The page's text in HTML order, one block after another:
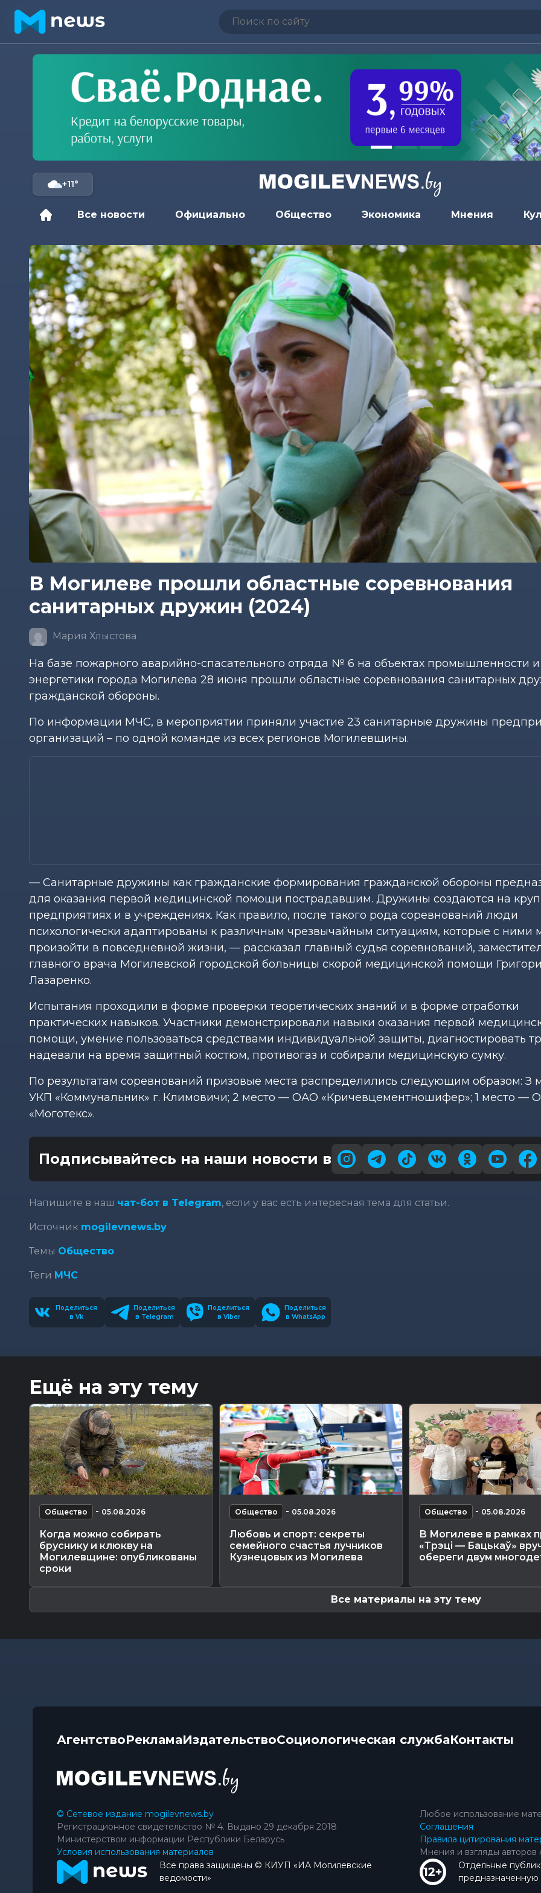
+11°
Все новости Официально Общество Экономика Мнения
В Могилеве прошли областные соревнования
санитарных дружин (2024)
Мария Хлыстова
На базе пожарного аварийно-спасательного отряда № 6 на объектах промышленности и
энергетики города Могилева 28 июня прошли областные соревнования санитарных
гражданской обороны.
По информации МЧС, в мероприятии приняли участие 23 санитарные дружины
организаций – по одной команде из всех регионов Могилевщины.
— Санитарные дружины как гражданские формирования гражданской обороны
для оказания первой медицинской помощи пострадавшим. Дружины создаются на
предприятиях и в учреждениях. Как правило, после такого рода соревнований люди
психологически адаптированы к различным чрезвычайным ситуациям, которые с ними
произойти в повседневной жизни, — рассказал главный судья соревнований,
главного врача Могилевской городской больницы скорой медицинской помощи
Лазаренко.
Испытания проходили в форме проверки теоретических знаний и в форме отработки
практических навыков. Участники демонстрировали навыки оказания первой
помощи, умение пользоваться средствами индивидуальной защиты, диагностировать
надевали на время защитный костюм, противогаз и собирали медицинскую сумку.
По результатам соревнований призовые места распределились следующим образом: З
УКП «Коммунальник» г. Климовичи; 2 место — ОАО «Кричевцементношифер»; 1 место —
«Моготекс».
Подписывайтесь на наши новости в
Напишите в наш чат-бот в Telegram, если у вас есть интересная тема для статьи.
Источник mogilevnews.by
Темы Общество
Теги МЧС
Поделиться
в Vk
Поделиться
в Telegram
Поделиться
в Viber
Поделиться
в WhatsApp
Ещё на эту тему
Общество - 05.08.2026
Когда можно собирать
бруснику и клюкву на
Могилевщине: опубликованы
сроки
Общество - 05.08.2026
Любовь и спорт: секреты
семейного счастья лучников
Кузнецовых из Могилева
Общество - 05.08.2026
В Могилеве в рамках
«Трэці — Бацькаў»
обереги двум
Все материалы на эту тему
АгентствоРекламаИздательствоСоциологическая службаКонтакты
© Сетевое издание mogilevnews.by
Регистрационное свидетельство № 4. Выдано 29 декабря 2018
Министерством информации Республики Беларусь
Условия использования материалов
Любое использование
Соглашения
Правила цитирования
Мнения и взгляды авторов
Все права защищены © КИУП «ИА Могилевские
ведомости»
Отдельные
предназначенную